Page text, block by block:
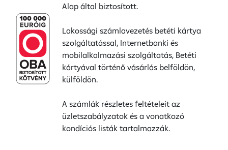
Alap által biztosított.
Lakossági számlavezetés betéti kártya
szolgáltatással, Internetbanki és
mobilalkalmazási szolgáltatás, Betéti
kártyával történő vásárlás belföldön,
külföldön.
A számlák részletes feltételeit az
üzletszabályzatok és a vonatkozó
kondíciós listák tartalmazzák.